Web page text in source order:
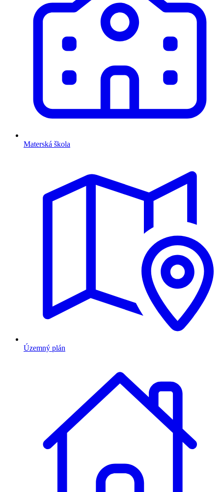
Materská škola
Územný plán